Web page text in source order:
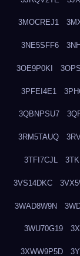
3MOCREJ1
3NE5SFF6
3OE9P0KI
3PFEI4E1
3QBNPSU7
3RM5TAUQ
3TFI7CJL
3VS14DKC
3WAD8W9N
3WU70G19
3XWW9P5D